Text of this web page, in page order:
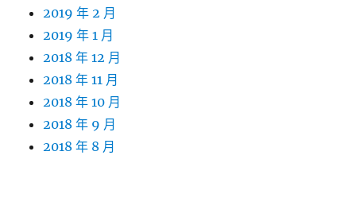
2019 年 2 月
2019 年 1 月
2018 年 12 月
2018 年 11 月
2018 年 10 月
2018 年 9 月
2018 年 8 月